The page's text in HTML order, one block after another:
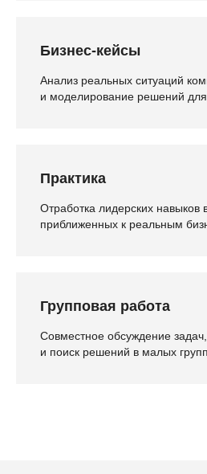
Бизнес-кейсы
Анализ реальных ситуаций
и моделирование решений для
Практика
Отработка лидерских навыков
приближенных к реальным
Групповая работа
Совместное обсуждение
и поиск решений в малых